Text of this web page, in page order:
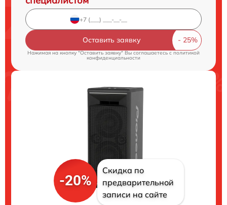
Оставить заявку
Нажимая на кнопку "Оставить заявку" Вы соглашаетесь cполитикой
конфиденциальности
-20%
Скидка по
предварительной
записи на сайте